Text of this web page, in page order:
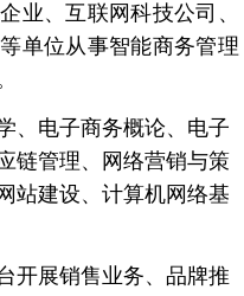
业、互联网科技公司、
单位从事智能商务管理
、电子商务概论、电子
链管理、网络营销与策
站建设、计算机网络基
开展销售业务、品牌推